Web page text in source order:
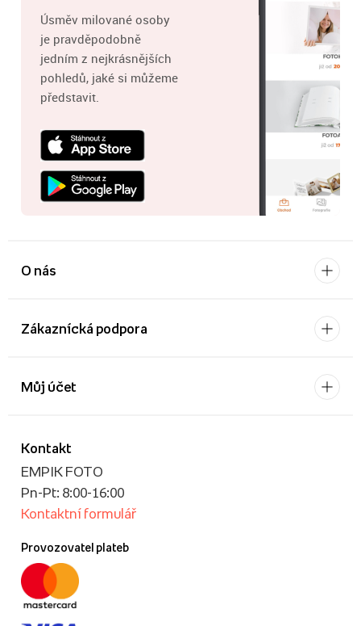
Úsměv milované osoby
je pravděpodobně
jedním z nejkrásnějších
pohledů, jaké si můžeme
představit.
O nás
Zákaznícká podpora
Kontakt
EMPIK FOTO
Pn-Pt: 8:00-16:00
Kontaktní formulář
Provozovatel plateb
Můj účet